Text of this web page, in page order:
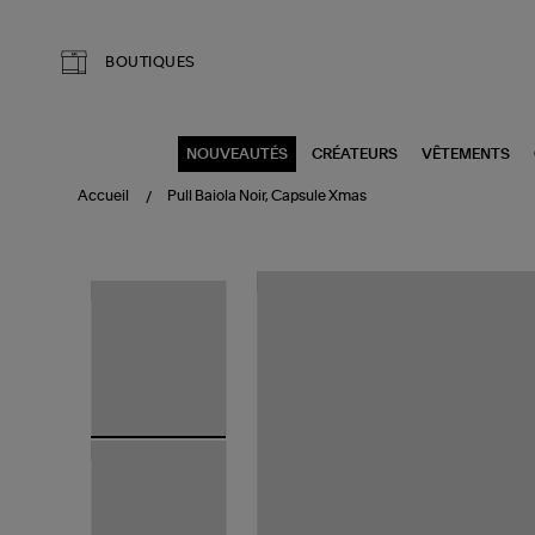
BOUTIQUES
NOUVEAUTÉS CRÉATEURS VÊTEMENTS
Accueil Pull Baiola Noir, Capsule Xmas